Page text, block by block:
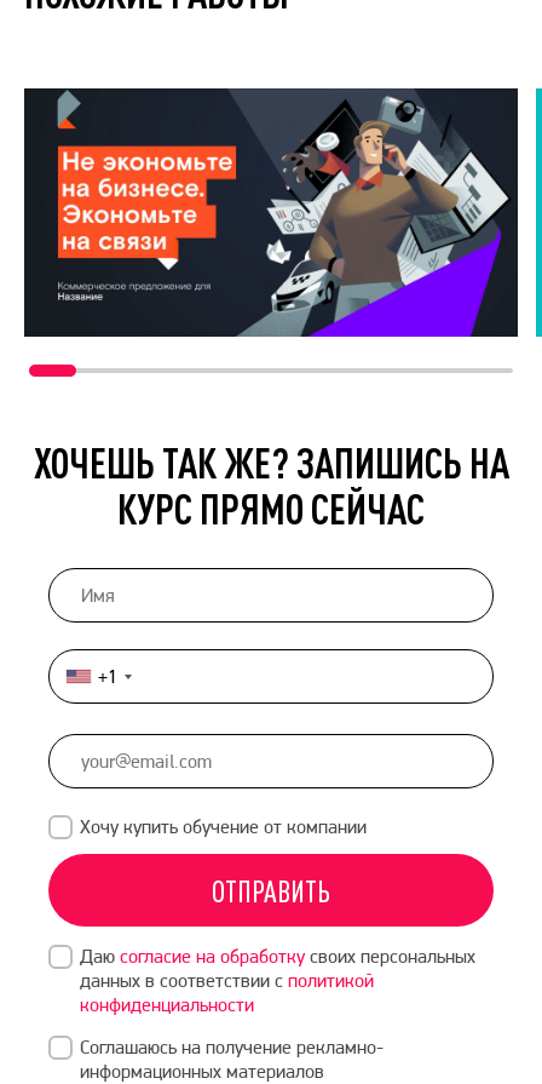
ХОЧЕШЬ ТАК ЖЕ? ЗАПИШИСЬ НА
КУРС ПРЯМО СЕЙЧАС
United
States
+1
+1
Хочу купить обучение от компании
ОТПРАВИТЬ
Даю согласие на обработкусвоих персональных
данных в соответствии с политикой
конфиденциальности
Соглашаюсь на получение рекламно-
информационных материалов